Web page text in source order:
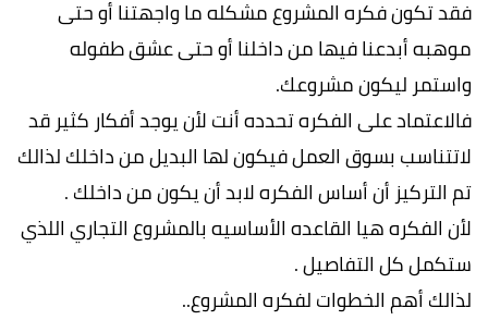
فقد تكون فكره المشروع مشكله ما واجهتنا أو حتى
موهبه أبدعنا فيها من داخلنا أو حتى عشق طفوله
واستمر ليكون مشروعك.
فالاعتماد على الفكره تحدده أنت لأن يوجد أفكار كثير قد
لاتتناسب بسوق العمل فيكون لها البديل من داخلك لذالك
تم التركيز أن أساس الفكره لابد أن يكون من داخلك .
لأن الفكره هيا القاعده الأساسيه بالمشروع التجاري اللذي
ستكمل كل التفاصيل .
لذالك أهم الخطوات لفكره المشروع..